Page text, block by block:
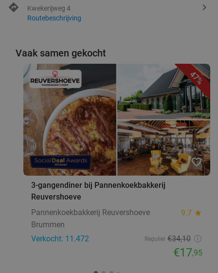
Kwekerijweg 4
Routebeschrijving
Vaak samen gekocht
47%
favorite_border
3-gangendiner bij Pannenkoekbakkerij
Reuvershoeve
Pannenkoekbakkerij Reuvershoeve
9.7 star
Brummen
Verkocht: 11.472
Regulier €34,10
€17,95